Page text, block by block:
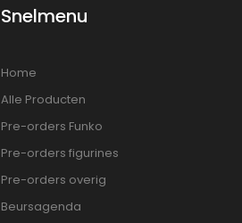
Snelmenu
Home
Alle Producten
Pre-orders Funko
Pre-orders figurines
Pre-orders overig
Beursagenda